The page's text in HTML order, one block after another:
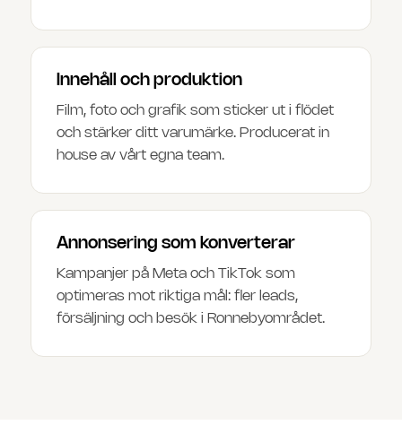
Innehåll och produktion
Film, foto och grafik som sticker ut i flödet
och stärker ditt varumärke. Producerat in
house av vårt egna team.
Annonsering som konverterar
Kampanjer på Meta och TikTok som
optimeras mot riktiga mål: fler leads,
försäljning och besök i Ronnebyområdet.